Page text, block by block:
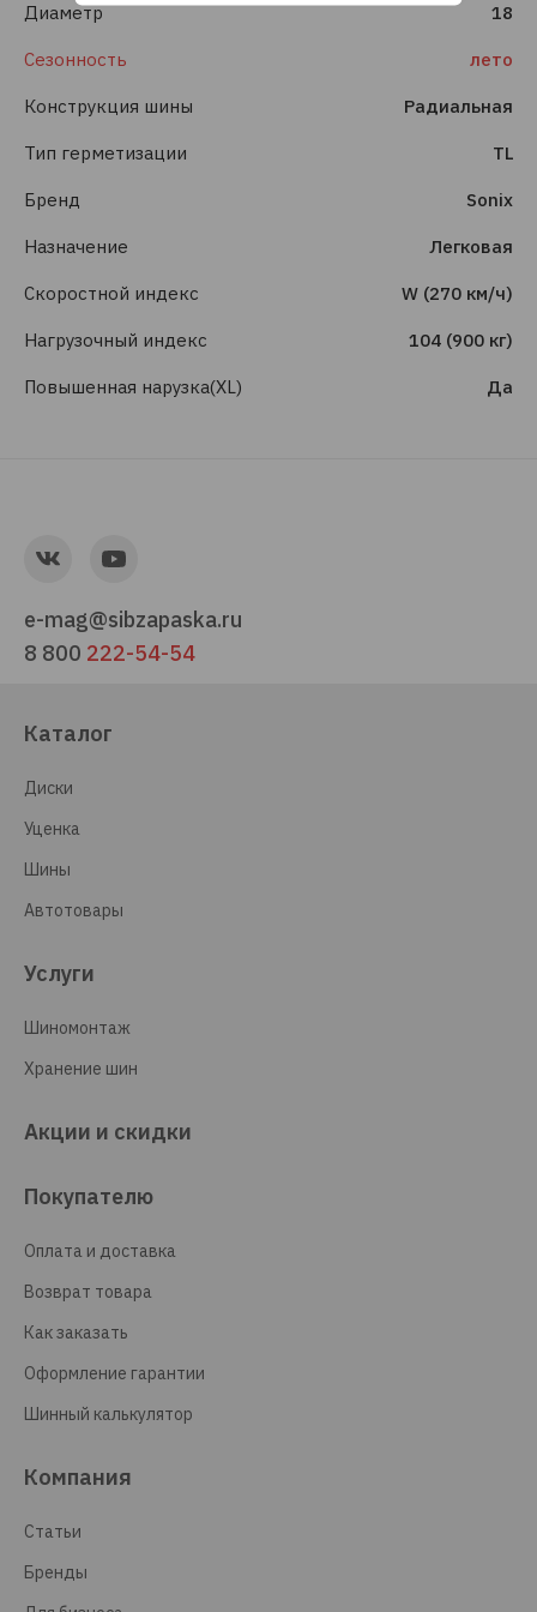
Диаметр 18
Сезонность лето
Конструкция шины Радиальная
Тип герметизации TL
Бренд Sonix
Назначение Легковая
Скоростной индекс W (270 км/ч)
Нагрузочный индекс 104 (900 кг)
Повышенная нарузка(XL) Да
e-mag@sibzapaska.ru
8 800 222-54-54
Каталог
Диски
Уценка
Шины
Автотовары
Услуги
Шиномонтаж
Хранение шин
Акции и скидки
Покупателю
Оплата и доставка
Возврат товара
Как заказать
Оформление гарантии
Шинный калькулятор
Компания
Статьи
Бренды